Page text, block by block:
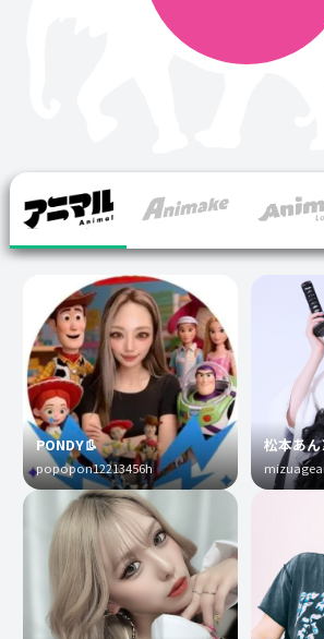
PONDY👢
popopon12213456h
松本あ